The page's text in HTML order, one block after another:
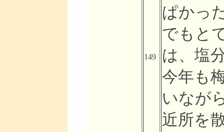
149
ぱかっ
でもと
は、塩
今年も
いなが
近所を